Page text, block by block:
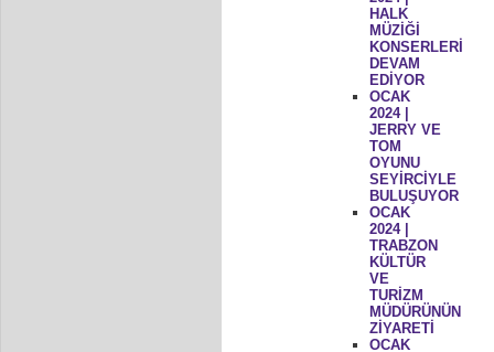
HALK
MÜZİĞİ
KONSERLERİ
DEVAM
EDİYOR
OCAK
2024 |
JERRY VE
TOM
OYUNU
SEYİRCİYLE
BULUŞUYOR
OCAK
2024 |
TRABZON
KÜLTÜR
VE
TURİZM
MÜDÜRÜNÜN
ZİYARETİ
OCAK